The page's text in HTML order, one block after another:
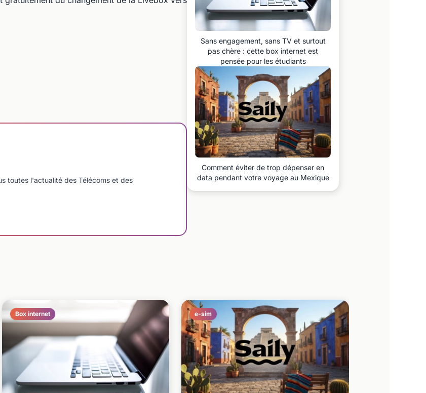
toutes l'actualité des Télécoms et des
Sans engagement, sans TV et surtout
pas chère : cette box internet est
pensée pour les étudiants
Comment éviter de trop dépenser en
data pendant votre voyage au Mexique
Box internet e-sim